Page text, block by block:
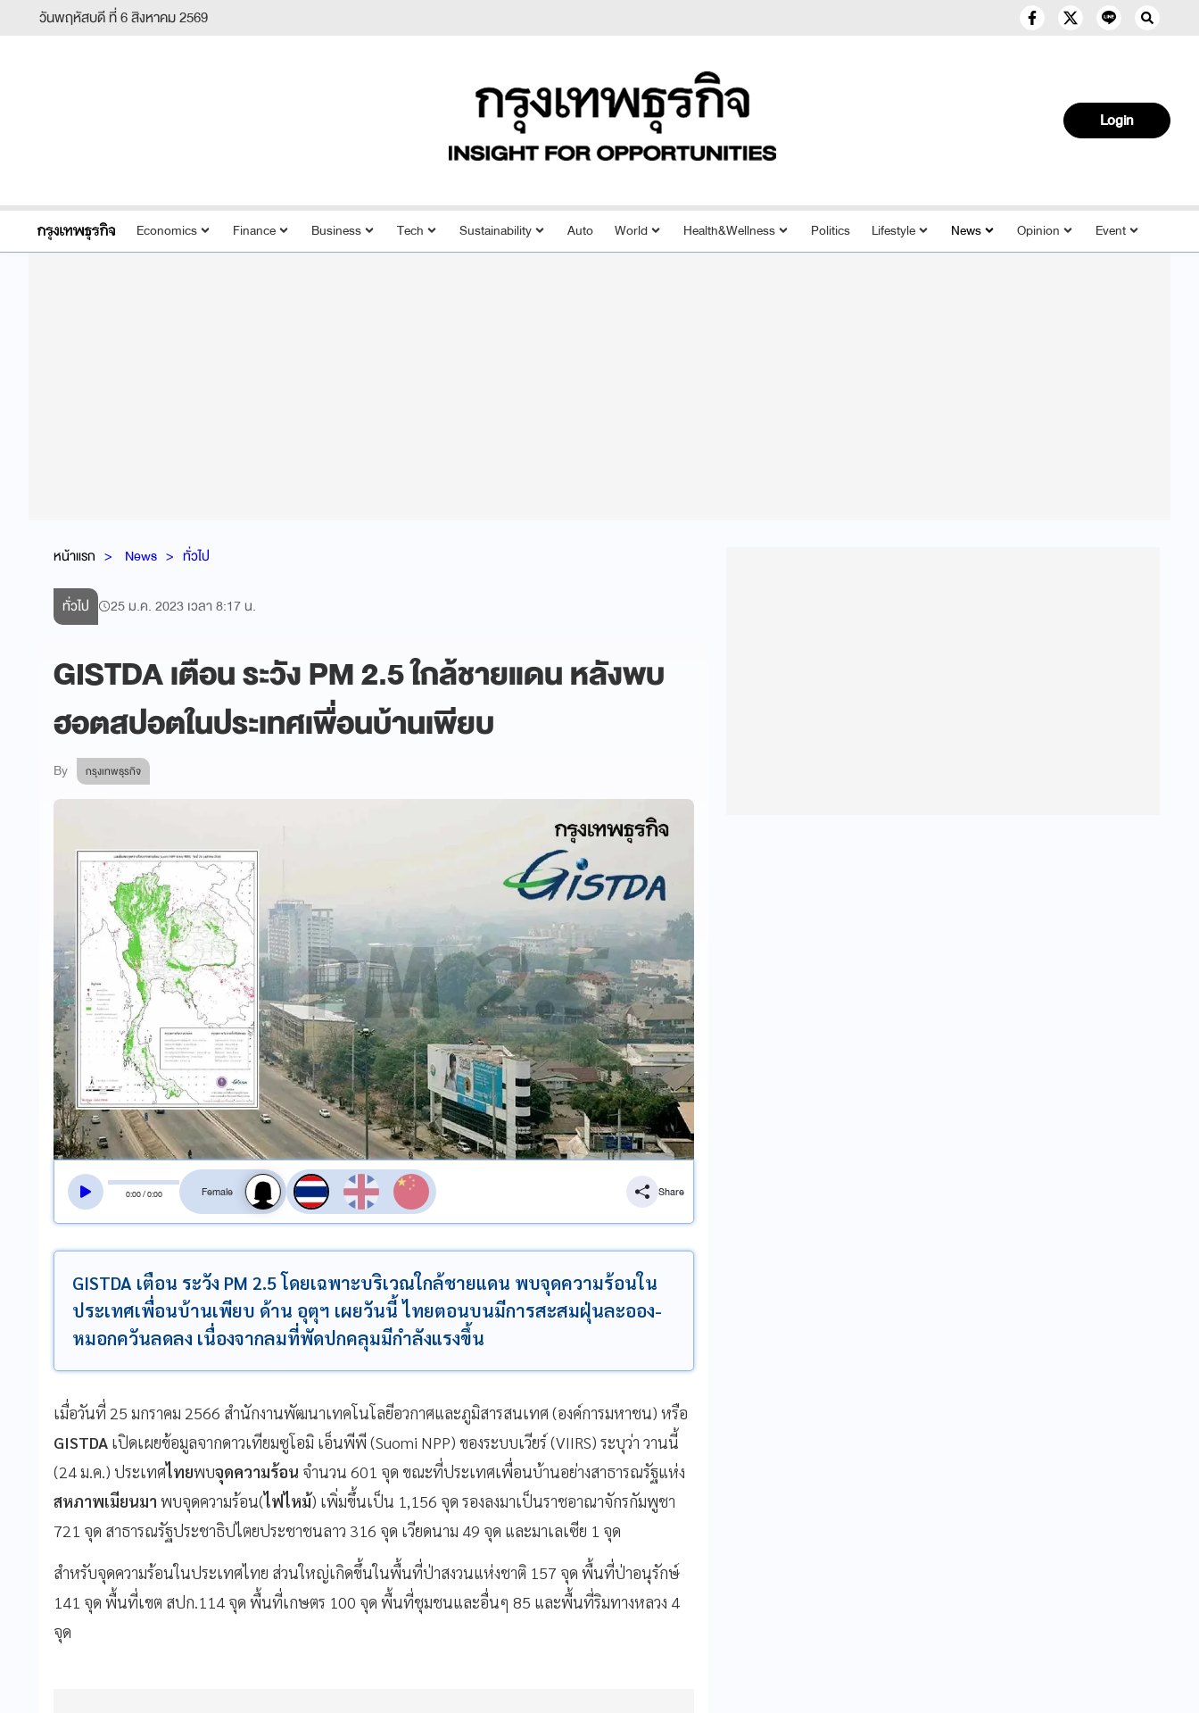
วันพฤหัสบดี ที่ 6 สิงหาคม 2569
Login
Economics Finance Business Tech Sustainability Auto World Health&Wellness Politics Lifestyle News Opinion Event
หน้าแรก News ทั่วไป
ทั่วไป 25 ม.ค. 2023 เวลา 8:17 น.
GISTDA เตือน ระวัง PM 2.5 ใกล้ชายแดน หลังพบ
ฮอตสปอตในประเทศเพื่อนบ้านเพียบ
By กรุงเทพธุรกิจ
0:00/0:00
สลับเสียงอ่าน
Share
GISTDA เตือน ระวัง PM 2.5 โดยเฉพาะบริเวณใกล้ชายแดน พบจุดความร้อนใน
ประเทศเพื่อนบ้านเพียบ ด้าน อุตุฯ เผยวันนี้ ไทยตอนบนมีการสะสมฝุ่นละออง-
หมอกควันลดลง เนื่องจากลมที่พัดปกคลุมมีกำลังแรงขึ้น
เมื่อวันที่ 25 มกราคม 2566 สำนักงานพัฒนาเทคโนโลยีอวกาศและภูมิสารสนเทศ (องค์การมหาชน) หรือ
GISTDA เปิดเผยข้อมูลจากดาวเทียมซูโอมิ เอ็นพีพี (Suomi NPP) ของระบบเวียร์ (VIIRS) ระบุว่า วานนี้
(24 ม.ค.) ประเทศไทยพบจุดความร้อน จำนวน 601 จุด ขณะที่ประเทศเพื่อนบ้านอย่างสาธารณรัฐแห่ง
สหภาพเมียนมา พบจุดความร้อน(ไฟไหม้) เพิ่มขึ้นเป็น 1,156 จุด รองลงมาเป็นราชอาณาจักรกัมพูชา
721 จุด สาธารณรัฐประชาธิปไตยประชาชนลาว 316 จุด เวียดนาม 49 จุด และมาเลเซีย 1 จุด
สำหรับจุดความร้อนในประเทศไทย ส่วนใหญ่เกิดขึ้นในพื้นที่ป่าสงวนแห่งชาติ 157 จุด พื้นที่ป่าอนุรักษ์
141 จุด พื้นที่เขต สปก.114 จุด พื้นที่เกษตร 100 จุด พื้นที่ชุมชนและอื่นๆ 85 และพื้นที่ริมทางหลวง 4
จุด